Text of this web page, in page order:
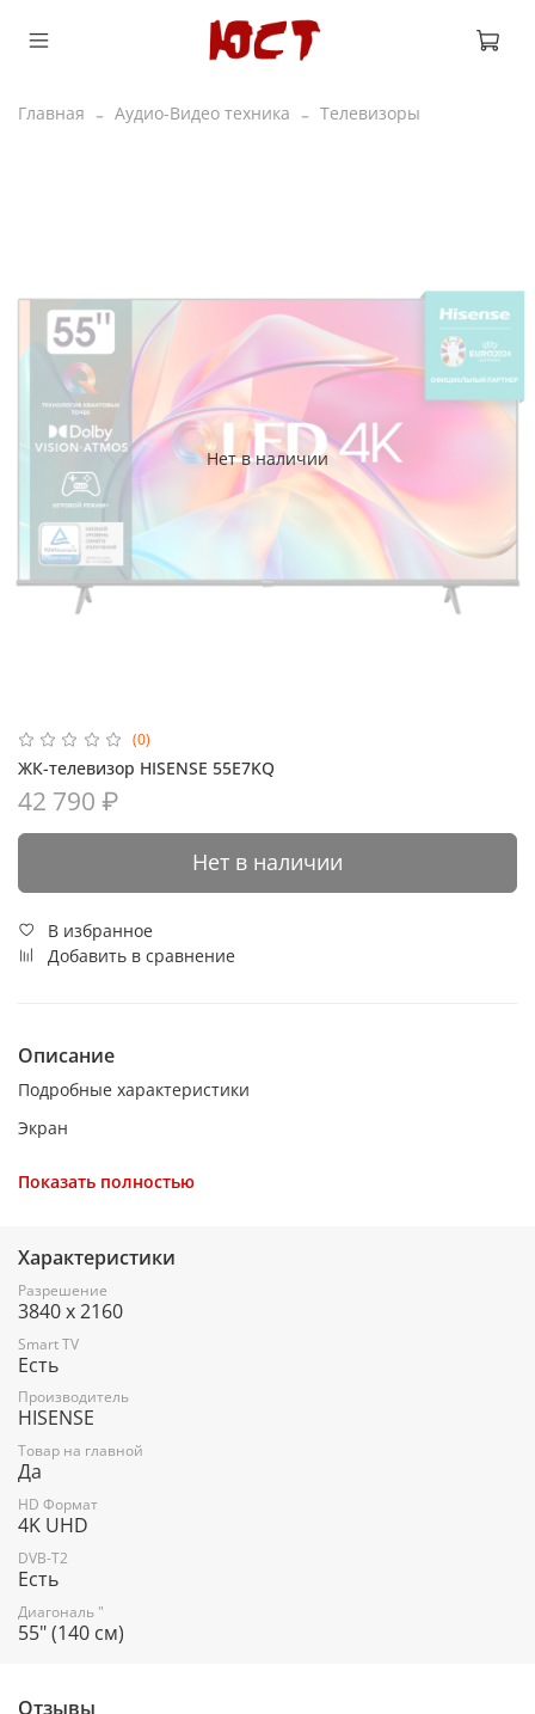
Главная Аудио-Видео техника Телевизоры
Нет в наличии
(0)
ЖК-телевизор HISENSE 55E7KQ
42 790 ₽
Нет в наличии
В избранное
Добавить в сравнение
Описание
Подробные характеристики
Экран
Диагональ
55"
4K UHD
Разрешение
3840x2160
Dolby Vision, HDR10+, Dolby Vision, HDR10+
Показать полностью
Характеристики
Разрешение
3840 x 2160
Smart TV
Есть
Производитель
HISENSE
Товар на главной
Да
HD Формат
4K UHD
DVB-T2
Есть
Диагональ "
55" (140 см)
Отзывы